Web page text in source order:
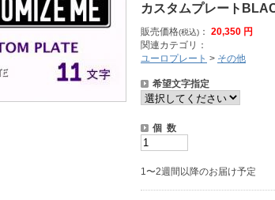
カスタムプレート
販売価格(税込) ： 20,350 円
関連カテゴリ：
ユーロプレート > その他
希望文字指定
個 数
1〜2週間以降のお届け予定